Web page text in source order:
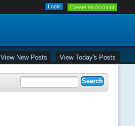
Create an Account
View New Posts View Today's Posts